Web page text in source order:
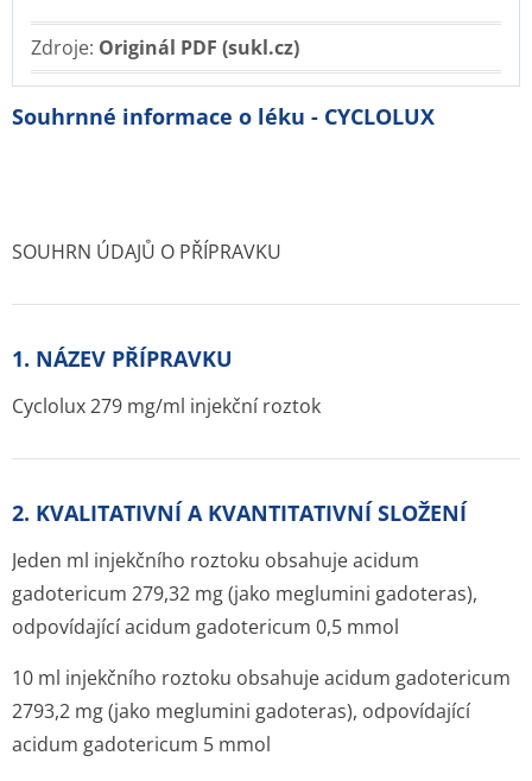
Zdroje: Originál PDF (sukl.cz)
Souhrnné informace o léku - CYCLOLUX
SOUHRN ÚDAJŮ O PŘÍPRAVKU
1. NÁZEV PŘÍPRAVKU
Cyclolux 279 mg/ml injekční roztok
2. KVALITATIVNÍ A KVANTITATIVNÍ SLOŽENÍ
Jeden ml injekčního roztoku obsahuje acidum
gadotericum 279,32 mg (jako meglumini gadoteras),
odpovídající acidum gadotericum 0,5 mmol
10 ml injekčního roztoku obsahuje acidum gadotericum
2793,2 mg (jako meglumini gadoteras), odpovídající
acidum gadotericum 5 mmol